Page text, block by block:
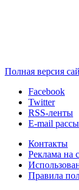
Полная версия
Facebook
Twitter
RSS-ленты
E-mail
Контакты
Реклама на
Правила